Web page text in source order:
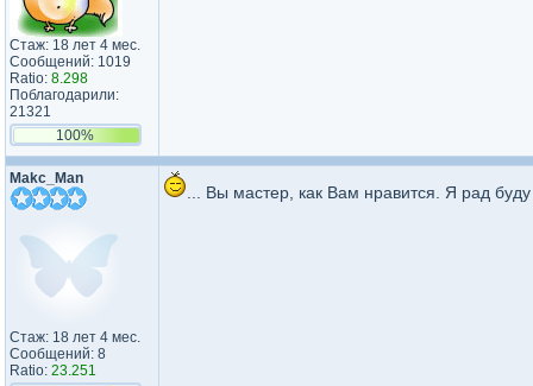
Стаж: 18 лет 4 мес.
Сообщений: 1019
Ratio: 8.298
Поблагодарили:
21321
100%
Makc_Man
Стаж: 18 лет 4 мес.
Сообщений: 8
Ratio: 23.251
... Вы мастер, как Вам нравится. Я рад